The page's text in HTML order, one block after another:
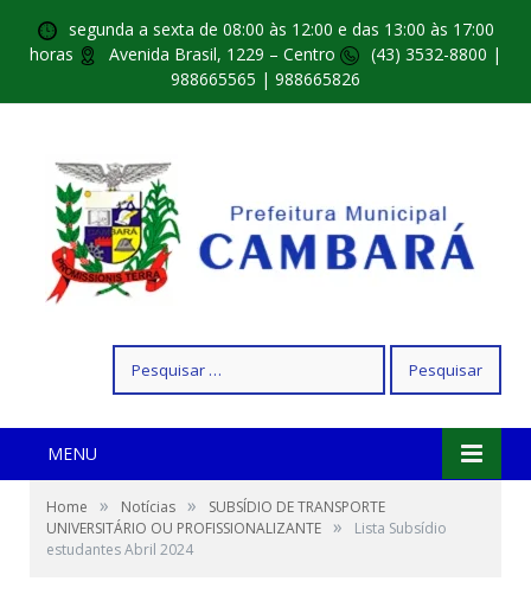
segunda a sexta de 08:00 às 12:00 e das 13:00 às 17:00
horas
Avenida Brasil, 1229 – Centro
(43) 3532-8800 |
988665565 | 988665826
por:
MENU
Home » Notícias »
SUBSÍDIO DE TRANSPORTE
UNIVERSITÁRIO OU PROFISSIONALIZANTE »
Lista Subsídio
estudantes Abril 2024